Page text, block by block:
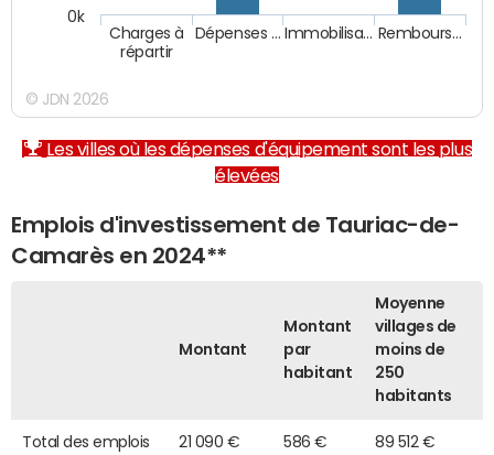
Charges à
répartir
Dépenses … Immobilisa… Rembours…
0k
© JDN 2026
Les villes où les dépenses d'équipement sont les plus
élevées
Emplois d'investissement de Tauriac-de-
Camarès en 2024**
Montant
Montant
par
habitant
Moyenne
villages de
moins de
250
habitants
Total des emplois
21 090 € 586 € 89 512 €